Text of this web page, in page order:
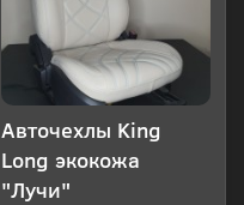
Авточехлы King
Long экокожа
"Лучи"